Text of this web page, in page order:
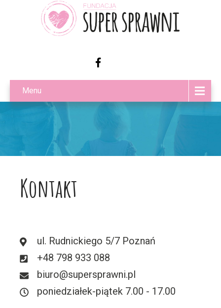
Menu
Kontakt
ul. Rudnickiego 5/7 Poznań
+48 798 933 088
biuro@supersprawni.pl
poniedziałek-piątek 7.00 - 17.00